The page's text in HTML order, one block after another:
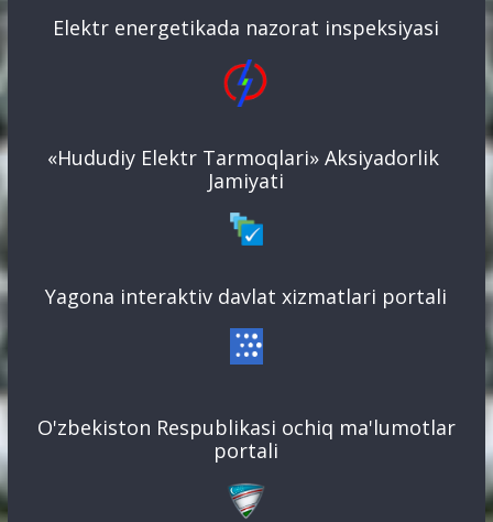
Elektr energetikada nazorat inspeksiyasi
«Hududiy Elektr Tarmoqlari» Aksiyadorlik
Jamiyati
Yagona interaktiv davlat xizmatlari portali
O'zbekiston Respublikasi ochiq ma'lumotlar
portali